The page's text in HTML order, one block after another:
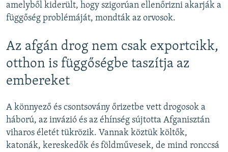
amelyből kiderült, hogy szigorúan ellenőrizni akarják a
függőség problémáját, mondták az orvosok.
Az afgán drog nem csak exportcikk,
otthon is függőségbe taszítja az
embereket
A könnyező és csontsovány őrizetbe vett drogosok a
háború, az invázió és az éhínség sújtotta Afganisztán
viharos életét tükrözik. Vannak köztük költők,
katonák, kereskedők és földművesek, de mind ronccsá